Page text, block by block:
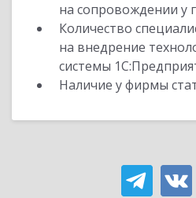
на сопровождении у
Количество
на внедрение
системы
Наличие у фирмы